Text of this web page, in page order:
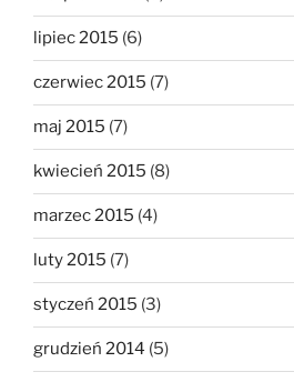
lipiec 2015 (6)
czerwiec 2015 (7)
maj 2015 (7)
kwiecień 2015 (8)
marzec 2015 (4)
luty 2015 (7)
styczeń 2015 (3)
grudzień 2014 (5)